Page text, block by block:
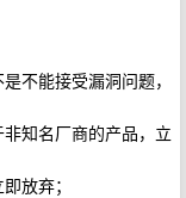
不能接受漏洞问题，
知名厂商的产品，立
放弃；